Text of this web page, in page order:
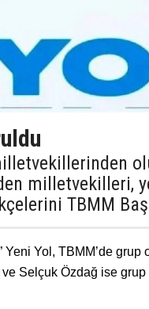
milletvekilleri,
TBMM
Yol, TBMM’de
Selçuk Özdağ ise